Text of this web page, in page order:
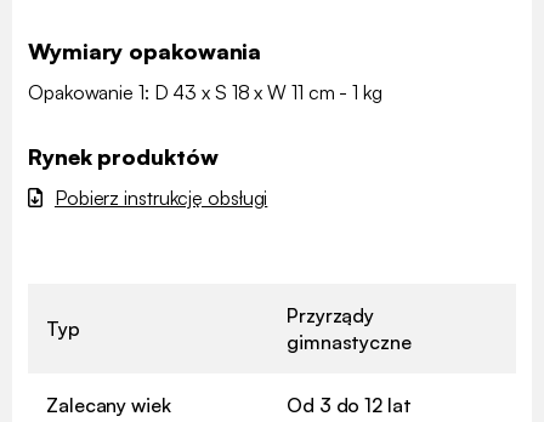
Wymiary opakowania
Opakowanie 1: D 43 x S 18 x W 11 cm - 1 kg
Rynek produktów
Pobierz instrukcję obsługi
Typ
Przyrządy
gimnastyczne
Zalecany wiek Od 3 do 12 lat